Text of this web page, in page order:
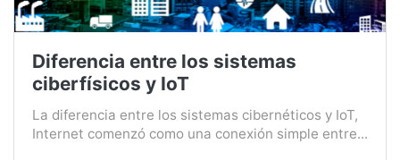
Diferencia entre los sistemas
ciberfísicos y IoT
La diferencia entre los sistemas cibernéticos y IoT,
Internet comenzó como una conexión simple entre...